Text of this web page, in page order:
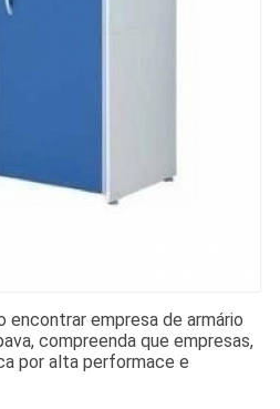
encontrar empresa de armário
compreenda que empresas,
por alta performace e